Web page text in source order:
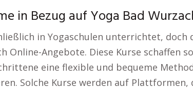
in Bezug auf Yoga Bad
in Yogaschulen unterrichtet, doch
Online-Angebote. Diese Kurse schaffen
eine flexible und bequeme
Solche Kurse werden auf Plattformen,